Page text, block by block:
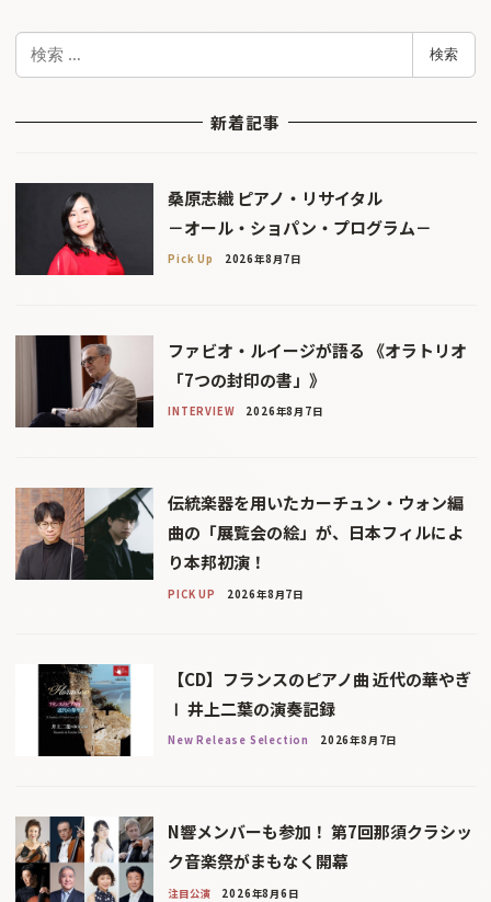
検
検索
新着記事
桑原志織 ピアノ・リサイタル
－オール・ショパン・プログラム－
Pick Up 2026年8月7日
ファビオ・ルイージが語る 《オラトリオ
「7つの封印の書」》
INTERVIEW 2026年8月7日
伝統楽器を用いたカーチュン・ウォン編
曲の「展覧会の絵」が、日本フィルによ
り本邦初演！
PICK UP 2026年8月7日
【CD】フランスのピアノ曲 近代の華やぎ
Ⅰ 井上二葉の演奏記録
New Release Selection 2026年8月7日
N響メンバーも参加！ 第7回那須クラシッ
ク音楽祭がまもなく開幕
注目公演 2026年8月6日